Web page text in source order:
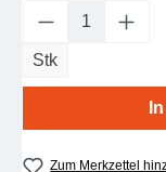
Produkt
Stk
Zum Merkzettel